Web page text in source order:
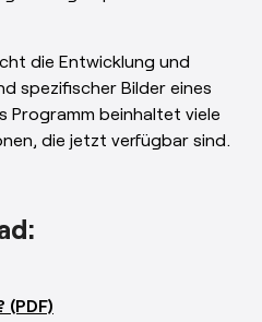
die Entwicklung und
spezifischer Bilder eines
Programm beinhaltet viele
die jetzt verfügbar sind.